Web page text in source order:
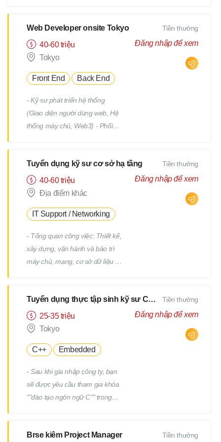
triển Quản lý: Chất lượng
(Quality) Tiến độ (Progress)
Thời hạn (Deadline)
Web Developer onsite Tokyo
40-60 triệu
Tokyo
Front End Back End
- Kỹ sư phát triển hệ thống
(Giao diện người dùng web, Hệ
thống máy chủ, Web3) - Phối
chính hoặc từng địa điểm dự án
(trong phạm vi 23 quận của
Tokyo) *Việc chuyển giao dự án
Tiền thưởng
Đăng nhập để xem
Tuyển dụng kỹ sư cơ sở hạ tầng
40-60 triệu
Địa điểm khác
IT Support / Networking
- Tổng quan công việc: Thiết kế,
xây dựng, vận hành và bảo trì
máy chủ, mạng, cơ sở dữ liệu /
cả các giai đoạn trên và dưới
của quy trình. Chúng tôi sẽ giao
cho bạn các công việc phù hợp
bạn. - Ví dụ về công việc: Thiết
Windows/Linux Tái cấu trúc hạ
tầng liên quan đến việc thay thế
hệ điều hành hoặc phần mềm
Tiền thưởng
Đăng nhập để xem
Tuyển dụng thực tập sinh kỹ sư CNTT
25-35 triệu
Tokyo
C++ Embedded
- Sau khi gia nhập công ty, bạn
sẽ được yêu cầu tham gia khóa
""đào tạo ngôn ngữ C"" trong
yêu cầu tham gia thêm một
Tiền thưởng
Đăng nhập để xem
Brse kiêm Project Manager
Tiền thưởng